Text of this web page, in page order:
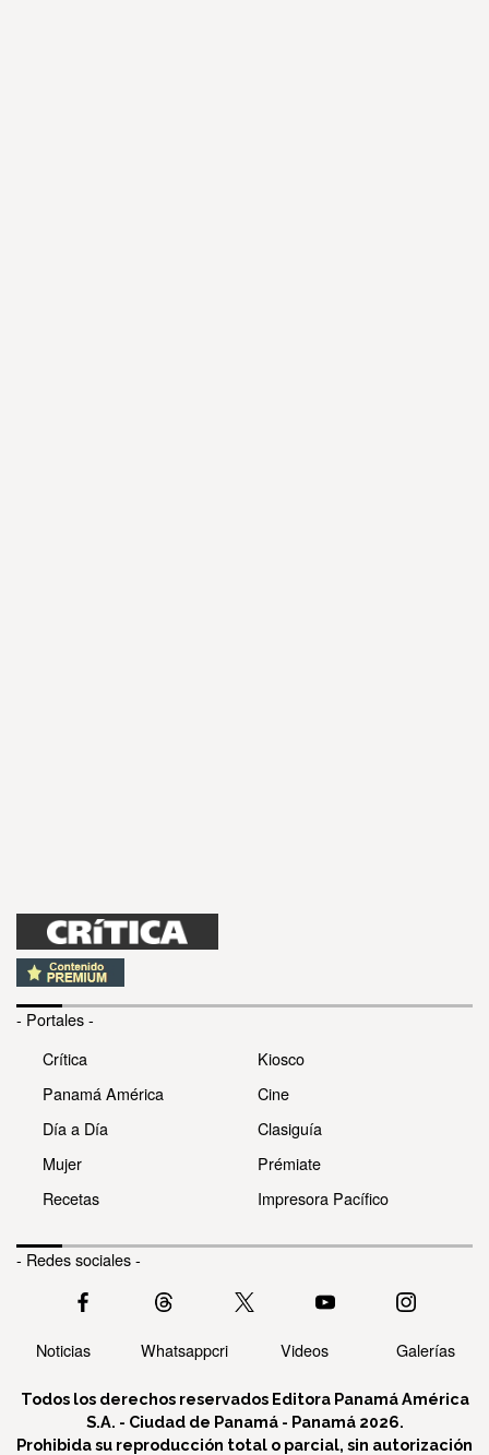
- Portales -
Crítica
Panamá América
Día a Día
Mujer
Recetas
Kiosco
Cine
Clasiguía
Prémiate
Impresora Pacífico
- Redes sociales -
Noticias Whatsappcri Videos Galerías
Todos los derechos reservados Editora Panamá América
S.A. - Ciudad de Panamá - Panamá 2026.
Prohibida su reproducción total o parcial, sin autorización